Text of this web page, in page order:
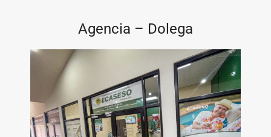
Agencia – Dolega